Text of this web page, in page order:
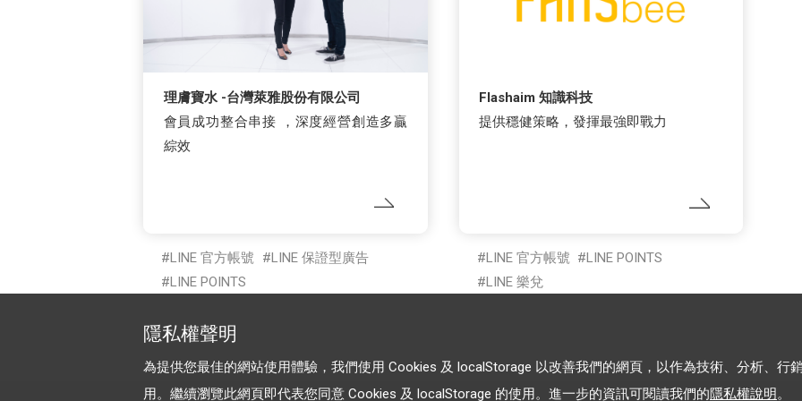
理膚寶水 -台灣萊雅股份有限公司
會員成功整合串接 ，深度經營創造多贏
綜效
LINE 官方帳號
LINE 保證型廣告
LINE POINTS
Flashaim 知識科技
提供穩健策略，發揮最強即戰力
LINE 官方帳號
LINE POINTS
LINE 樂兌
隱私權聲明
為提供您最佳的網站使用體驗，我們使用 Cookies 及 localStorage 以改善我們的網頁，以作為技術、分析、行
用。繼續瀏覽此網頁即代表您同意 Cookies 及 localStorage 的使用。進一步的資訊可閱讀我們的隱私權說明。